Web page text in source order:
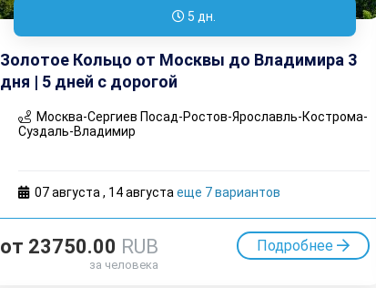
5 дн.
Золотое Кольцо от Москвы до Владимира 3
дня | 5 дней с дорогой
Москва-Сергиев Посад-Ростов-Ярославль-Кострома-
Суздаль-Владимир
07 августа , 14 августа еще 7 вариантов
от 23750.00 RUB
за человека
Подробнее